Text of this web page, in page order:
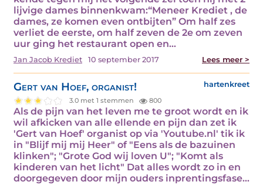
lijvige dames binnenkwam:“Meneer Krediet , de
dames, ze komen even ontbijten” Om half zes
verliet de eerste, om half zeven de 2e om zeven
uur ging het restaurant open en…
Jan Jacob Krediet 10 september 2017 Lees meer >
Gert van Hoef, organist! hartenkreet
3.0 met 1 stemmen 800
Als de pijn van het leven me te groot wordt en ik
wil afkicken van alle ellende en pijn dan zet ik
'Gert van Hoef' organist op via 'Youtube.nl' tik ik
in "Blijf mij mij Heer" of "Eens als de bazuinen
klinken"; "Grote God wij loven U"; "Komt als
kinderen van het licht" Dat alles wordt zo in en
doorgegeven door mijn ouders inprentingsfase…